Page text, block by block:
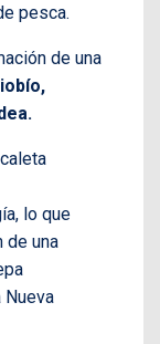
pesca.
de una
lo que
de una
Nueva